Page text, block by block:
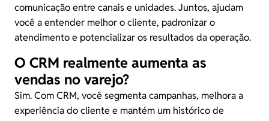
comunicação entre canais e unidades. Juntos, ajudam
você a entender melhor o cliente, padronizar o
atendimento e potencializar os resultados da operação.
O CRM realmente aumenta as
vendas no varejo?
Sim. Com CRM, você segmenta campanhas, melhora a
experiência do cliente e mantém um histórico de